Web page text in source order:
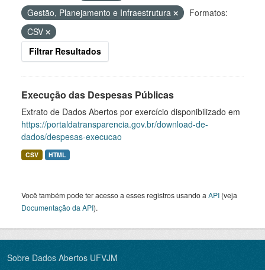
Gestão, Planejamento e Infraestrutura
Formatos:
CSV
Filtrar Resultados
Execução das Despesas Públicas
Extrato de Dados Abertos por exercício disponibilizado em
https://portaldatransparencia.gov.br/download-de-
dados/despesas-execucao
CSV HTML
Você também pode ter acesso a esses registros usando a API (veja
Documentação da API).
Sobre Dados Abertos UFVJM